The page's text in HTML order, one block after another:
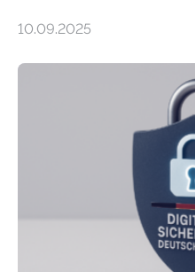
sich CAVECORE – ein
koordiniert wird. Ab dem
über einen Zeitraum von
Promovierende im
kognitiven Robotern
die mittels Sensoren ihre
Informationen verarbeiten
10.09.2025